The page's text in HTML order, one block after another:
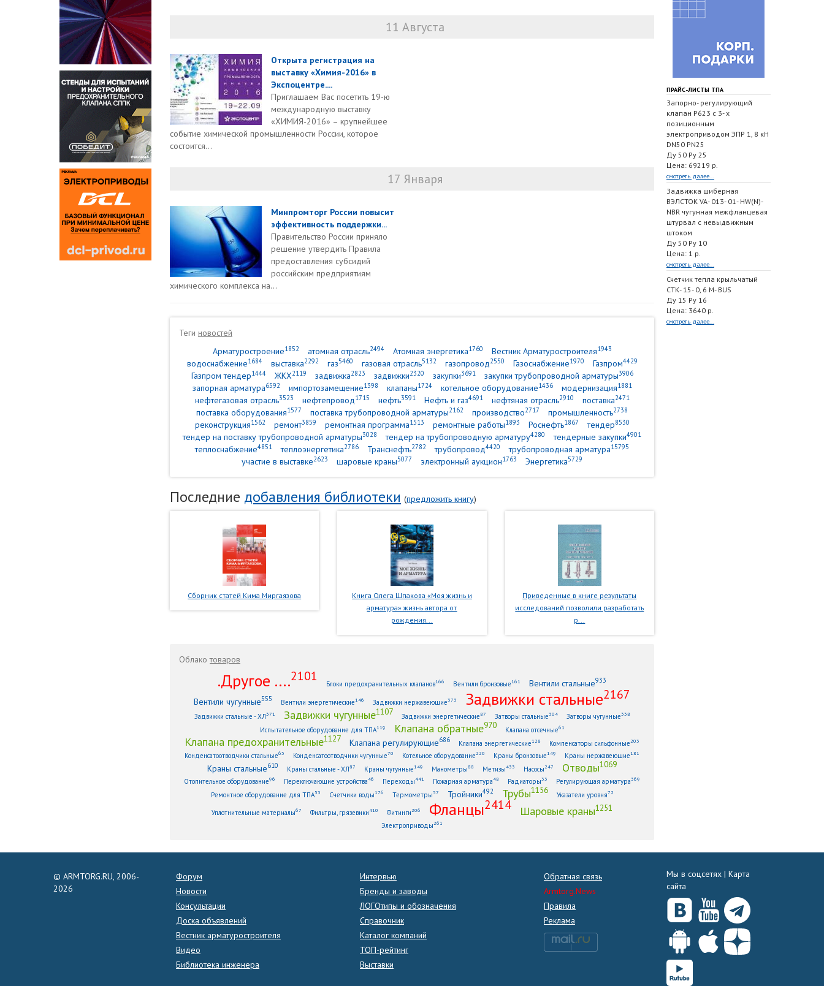
11 Августа
Открыта регистрация на
выставку «Химия-2016» в
Экспоцентре....
Приглашаем Вас посетить 19-ю
международную выставку
«ХИМИЯ-2016» – крупнейшее
событие химической промышленности России, которое
состоится...
17 Января
Минпромторг России повысит
эффективность поддержки...
Правительство России приняло
решение утвердить Правила
предоставления субсидий
российским предприятиям
химического комплекса на...
Теги новостей
Арматуростроение1852 атомная отрасль2494 Атомная энергетика1760 Вестник Арматуростроителя1943
водоснабжение1684 выставка2292 газ5460 газовая отрасль5132 газопровод2550 Газоснабжение1970 Газпром4429
Газпром тендер1444 ЖКХ2119 задвижка2823 задвижки2320 закупки3691 закупки трубопроводной арматуры3906
запорная арматура6592 импортозамещение1398 клапаны1724 котельное оборудование1436 модернизация1881
нефтегазовая отрасль3523 нефтепровод1715 нефть3591 Нефть и газ4691 нефтяная отрасль2910 поставка2471
поставка оборудования1577 поставка трубопроводной арматуры2162 производство2717 промышленность2738
реконструкция1562 ремонт3859 ремонтная программа1513 ремонтные работы1893 Роснефть1867 тендер8530
тендер на поставку трубопроводной арматуры3028 тендер на трубопроводную арматуру4280 тендерные закупки4901
теплоснабжение4851 теплоэнергетика2786 Транснефть2782 трубопровод4420 трубопроводная арматура15795
участие в выставке2623 шаровые краны5077 электронный аукцион1763 Энергетика5729
Последние добавления библиотеки (предложить книгу)
Сборник статей Кима Миргаязова
Книга Олега Шпакова «Моя жизнь и
арматура» жизнь автора от
рождения...
Приведенные в книге результаты
исследований позволили разработать
р...
Облакотоваров
.Другое ....2101
Блоки предохранительных клапанов166 Вентили бронзовые161 Вентили стальные933
Вентили чугунные555 Вентили энергетические146 Задвижки нержавеющие373 Задвижки стальные2167
Задвижки стальные - ХЛ371 Задвижки чугунные1107 Задвижки энергетические87 Затворы стальные304 Затворы чугунные338
Испытательное оборудование для ТПА119 Клапана обратные970 Клапана отсечные61
Клапана предохранительные1127 Клапана регулирующие686 Клапана энергетические128 Компенсаторы сильфонные203
Конденсатоотводчики стальные63 Конденсатоотводчики чугунные70 Котельное оборудование220 Краны бронзовые149 Краны нержавеющие181
Краны стальные610 Краны стальные - ХЛ87 Краны чугунные149 Манометры88 Метизы433 Насосы247 Отводы1069
Отопительное оборудование96 Переключающие устройства46 Переходы441 Пожарная арматура48 Радиаторы33 Регулирующая арматура369
Ремонтное оборудование для ТПА53 Счетчики воды176 Термометры 57 Тройники492 Трубы1156 Указатели уровня72
Уплотнительные материалы67 Фильтры, грязевики410 Фитинги206 Фланцы2414 Шаровые краны1251
Электроприводы261
ПРАЙС-ЛИСТЫ ТПА
Запорно- регулирующий
клапан Р623 с 3- х
позиционным
электроприводом ЭПР 1, 8 кН
DN50 PN25
Ду 50 Ру 25
Цена: 69219 р.
смотреть далее...
Задвижка шиберная
ВЭЛСТОК VA- 013- 01- HW(N)-
NBR чугунная межфланцевая
штурвал с невыдвижным
штоком
Ду 50 Ру 10
Цена: 1 р.
смотреть далее...
Счетчик тепла крыльчатый
СТК- 15- 0, 6 M- BUS
Ду 15 Ру 16
Цена: 3640 р.
смотреть далее...
© ARMTORG.RU, 2006-
2026
Форум
Новости
Консультации
Доска объявлений
Вестник арматуростроителя
Видео
Библиотека инженера
Интервью
Бренды и заводы
ЛОГОтипы и обозначения
Справочник
Каталог компаний
ТОП-рейтинг
Выставки
Обратная связь
Armtorg.News
Правила
Реклама
Мы в соцсетях | Карта
сайта